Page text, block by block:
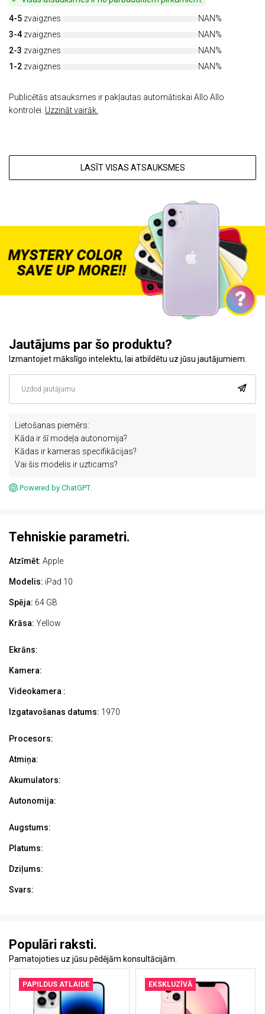
4-5 zvaigznes
NAN%
3-4 zvaigznes
NAN%
2-3 zvaigznes
NAN%
1-2 zvaigznes NAN%
Publicētās atsauksmes ir pakļautas automātiskai Allo Allo
kontrolei. Uzzināt vairāk.
LASĪT VISAS ATSAUKSMES
Jautājums par šo produktu?
Izmantojiet mākslīgo intelektu, lai atbildētu uz jūsu jautājumiem.
Lietošanas piemērs:
Kāda ir šī modeļa autonomija?
Kādas ir kameras specifikācijas?
Vai šis modelis ir uzticams?
Powered by ChatGPT.
Tehniskie parametri.
Atzīmēt: Apple
Modelis: iPad 10
Spēja: 64 GB
Krāsa: Yellow
Ekrāns:
Kamera:
Videokamera :
Izgatavošanas datums: 1970
Procesors:
Atmiņa:
Akumulators:
Autonomija:
Augstums:
Platums:
Dziļums:
Svars:
Populāri raksti.
Pamatojoties uz jūsu pēdējām konsultācijām.
PAPILDUS ATLAIDE EKSKLUZĪVĀ